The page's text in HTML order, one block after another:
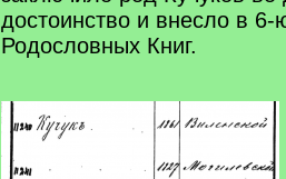
достоинство и внесло в 6-
Родословных Книг.